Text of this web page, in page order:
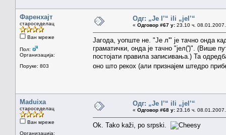
Фаренхајт
староседелац
Ван мреже
Пол:
Организација:
Поруке: 803
Одг: „Je l’“ ili „jel’“
« Одговор #67 у: 23.10 ч.
Јагода, уопште не. "Је л'" је тачно онда
граматички, онда је тачно "јел(')". (Више
постојати правила записивања.) Та
оно што рекох (али признајем штедро
Maduixa
староседелац
Ван мреже
Организација:
Одг: „Je l’“ ili „jel’“
« Одговор #68 у: 23.16 ч.
Ok. Tako kaži, po srpski.